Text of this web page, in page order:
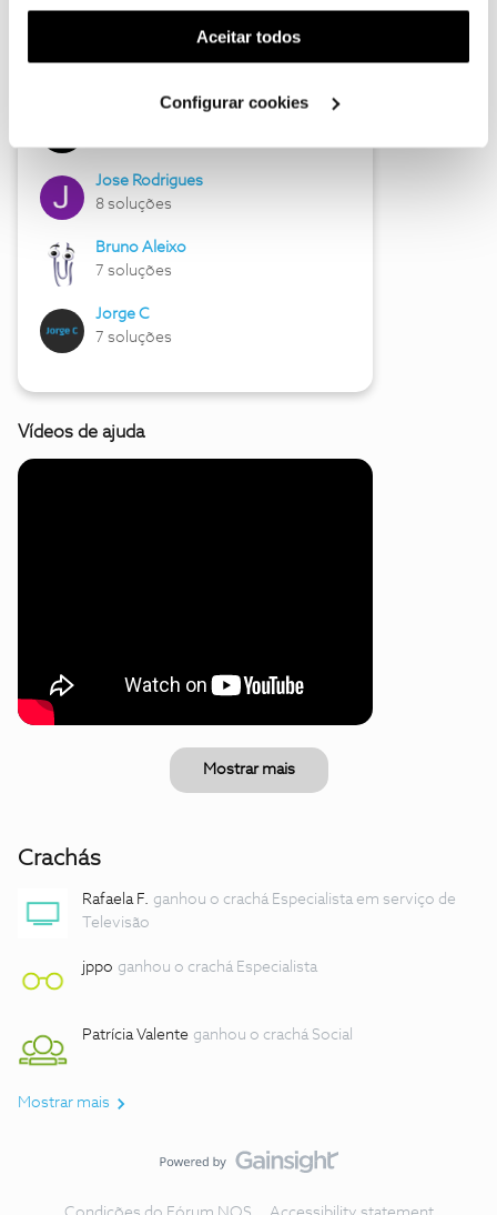
funcionalidade) e adaptar anúncios aos seus interesses
(cookies de publicidade personalizada). Pode gerir a
utilização dos cookies clicando em "Configurar
Aceitar todos
Configurar cookies
Hall of Fame de junho
Jose Rodrigues
8 soluções
Bruno Aleixo
7 soluções
Jorge C
7 soluções
Vídeos de ajuda
Mostrar mais
Crachás
Rafaela F. ganhou o crachá Especialista em serviço de
Televisão
jppo ganhou o crachá Especialista
Patrícia Valente ganhou o crachá Social
Mostrar mais